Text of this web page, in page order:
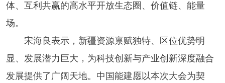
体、互利共赢的高水平开放生态圈、价值链、能量
场。
宋海良表示，新疆资源禀赋独特、区位优势明
显、发展潜力巨大，为科技创新与产业创新深度融合
发展提供了广阔天地。中国能建愿以本次大会为契